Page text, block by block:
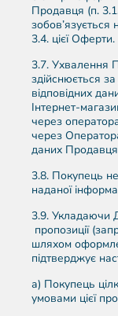
Продавця (п.
3.4. цієї Оферти.
3.7. Ухвалення
здійснюється
відповідних
Інтернет-
через
через
даних
3.8. Покупець
наданої
3.9. Укладаючи
пропозиції
шляхом
підтверджує
а) Покупець
умовами цієї